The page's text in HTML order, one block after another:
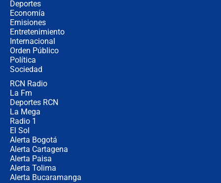
Deportes
Economía
Emisiones
Entretenimiento
Internacional
Orden Público
Política
Sociedad
RCN Radio
La Fm
Deportes RCN
La Mega
Radio 1
El Sol
Alerta Bogotá
Alerta Cartagena
Alerta Paisa
Alerta Tolima
Alerta Bucaramanga